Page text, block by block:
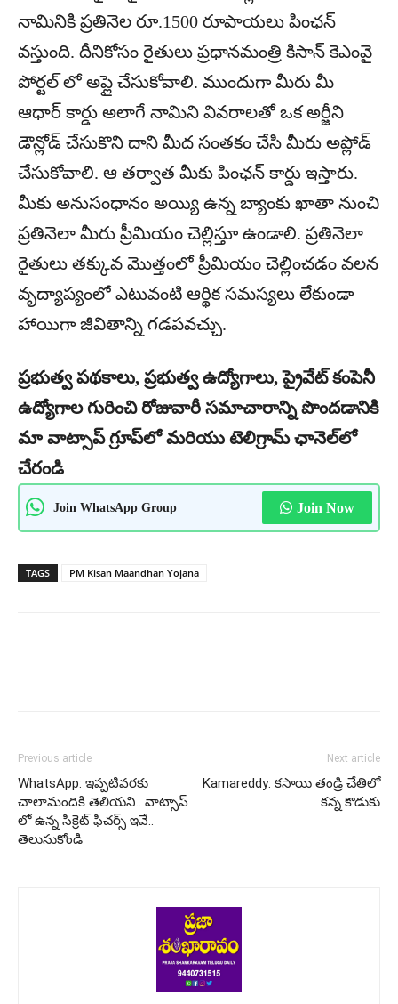
నామినికి ప్రతినెల రూ.1500 రూపాయలు పింఛన్
వస్తుంది. దీనికోసం రైతులు ప్రధానమంత్రి కిసాన్ కెఎంవై
పోర్టల్ లో అప్లై చేసుకోవాలి. ముందుగా మీరు మీ
ఆధార్ కార్డు అలాగే నామిని వివరాలతో ఒక అర్జీని
డౌన్లోడ్ చేసుకొని దాని మీద సంతకం చేసి మీరు అప్లోడ్
చేసుకోవాలి. ఆ తర్వాత మీకు పింఛన్ కార్డు ఇస్తారు.
మీకు అనుసంధానం అయ్యి ఉన్న బ్యాంకు ఖాతా నుంచి
ప్రతినెలా మీరు ప్రీమియం చెల్లిస్తూ ఉండాలి. ప్రతినెలా
రైతులు తక్కువ మొత్తంలో ప్రీమియం చెల్లించడం వలన
వృద్యాప్యంలో ఎటువంటి ఆర్థిక సమస్యలు లేకుండా
హాయిగా జీవితాన్ని గడపవచ్చు.
ప్రభుత్వ పథకాలు, ప్రభుత్వ ఉద్యోగాలు, ప్రైవేట్ కంపెనీ
ఉద్యోగాల గురించి రోజువారీ సమాచారాన్ని పొందడానికి
మా వాట్సాప్ గ్రూప్‌లో మరియు టెలిగ్రామ్ ఛానెల్‌లో
చేరండి
Join WhatsApp Group Join Now
TAGS PM Kisan Maandhan Yojana
Previous article
WhatsApp: ఇప్పటివరకు
చాలామందికి తెలియని.. వాట్సాప్
లో ఉన్న సీక్రెట్ ఫీచర్స్ ఇవే..
తెలుసుకోండి
Next article
Kamareddy: కసాయి తండ్రి చేతిలో
కన్న కొడుకు